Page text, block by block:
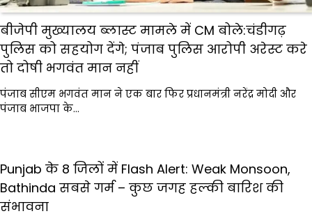
बीजेपी मुख्यालय ब्लास्ट मामले में CM बोले:चंडीगढ़
पुलिस को सहयोग देंगे; पंजाब पुलिस आरोपी अरेस्ट करे
तो दोषी भगवंत मान नहीं
पंजाब सीएम भगवंत मान ने एक बार फिर प्रधानमंत्री नरेंद्र मोदी और
पंजाब भाजपा के…
Punjab के 8 जिलों में Flash Alert: Weak Monsoon,
Bathinda सबसे गर्म – कुछ जगह हल्की बारिश की
संभावना